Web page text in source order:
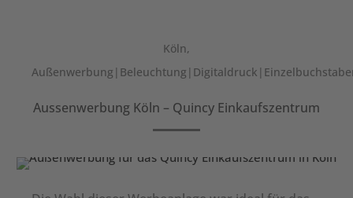
Köln,
Aussenwerbung Köln – Quincy Einkaufszentrum